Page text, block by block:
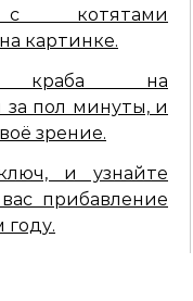
котятами
картинке.
краба на
пол минуты, и
зрение.
и узнайте
прибавление
году.